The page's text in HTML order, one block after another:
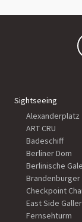
Sightseeing
Alexanderplatz
ART CRU
Badeschiff
Berliner Dom
Berlinische
Brandenburger
Checkpoint
East Side
Fernsehturm